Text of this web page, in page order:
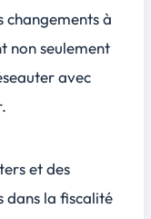
changements à
non seulement
avec
et des
dans la fiscalité